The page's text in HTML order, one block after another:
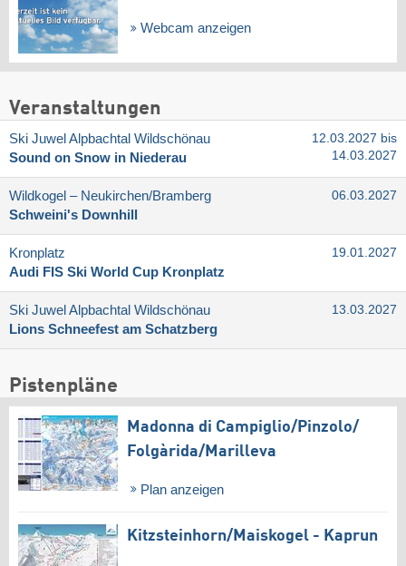
Webcam anzeigen
Veranstaltungen
Ski Juwel Alpbachtal Wildschönau
Sound on Snow in Niederau
12.03.2027 bis
14.03.2027
Wildkogel – Neukirchen/​Bramberg
Schweini's Downhill
06.03.2027
Kronplatz
Audi FIS Ski World Cup Kronplatz
19.01.2027
Ski Juwel Alpbachtal Wildschönau
Lions Schneefest am Schatzberg
13.03.2027
Pistenpläne
Madonna di Campiglio/​Pinzolo/​
Folgàrida/​Marilleva
Plan anzeigen
Kitzsteinhorn/​Maiskogel - Kaprun